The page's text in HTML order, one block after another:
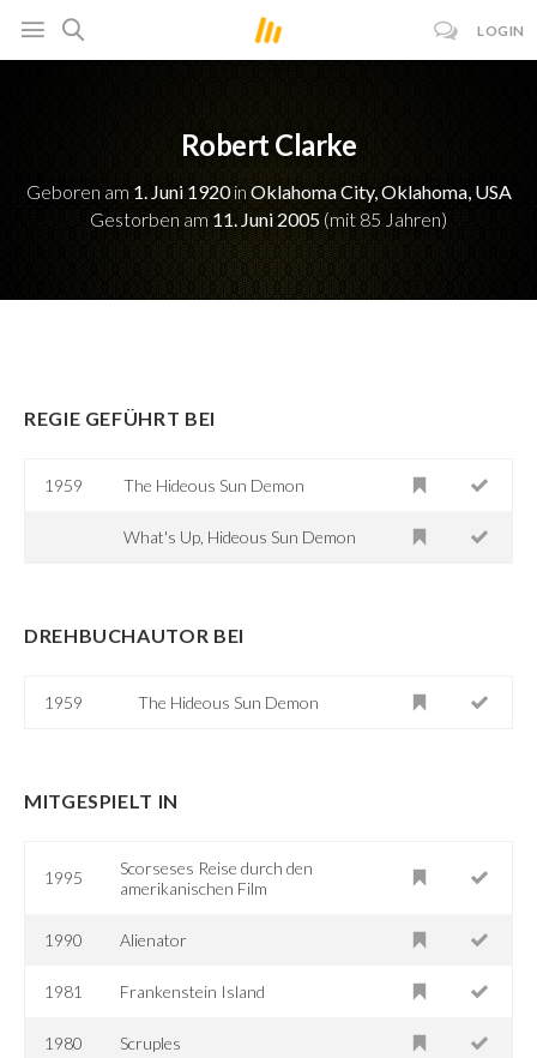
LOGIN
Robert Clarke
Geboren am 1. Juni 1920in Oklahoma City, Oklahoma, USA
Gestorben am 11. Juni 2005 (mit 85 Jahren)
REGIE GEFÜHRT BEI
1959 The Hideous Sun Demon
What's Up, Hideous Sun Demon
DREHBUCHAUTOR BEI
1959 The Hideous Sun Demon
MITGESPIELT IN
1995
Scorseses Reise durch den
amerikanischen Film
1990 Alienator
1981 Frankenstein Island
1980 Scruples